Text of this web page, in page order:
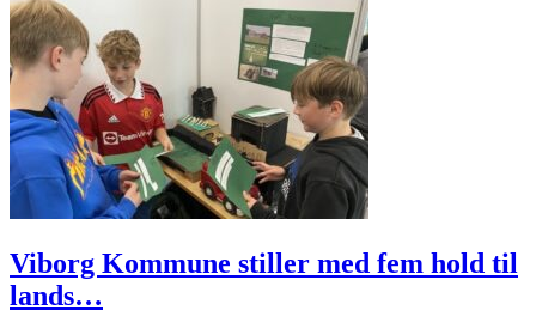
Viborg Kommune stiller med fem hold til
lands…